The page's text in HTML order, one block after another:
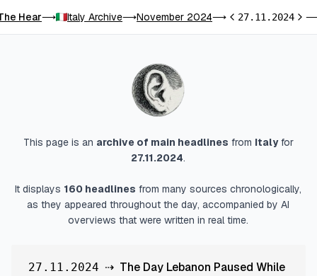
Hear⟶ Italy Archive⟶November 2024⟶Previous day
27.11.2024Next
This page is an archive of main headlines from Italyfor
27.11.2024.
It displays 160 headlines from many sources chronologically,
as they appeared throughout the day, accompanied by AI
overviews that were written in real time.
27.11.2024 ⇢ The Day Lebanon Paused While